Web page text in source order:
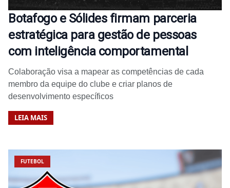
Botafogo e Sólides firmam parceria
estratégica para gestão de pessoas
com inteligência comportamental
Colaboração visa a mapear as competências de cada
membro da equipe do clube e criar planos de
desenvolvimento específicos
LEIA MAIS
FUTEBOL